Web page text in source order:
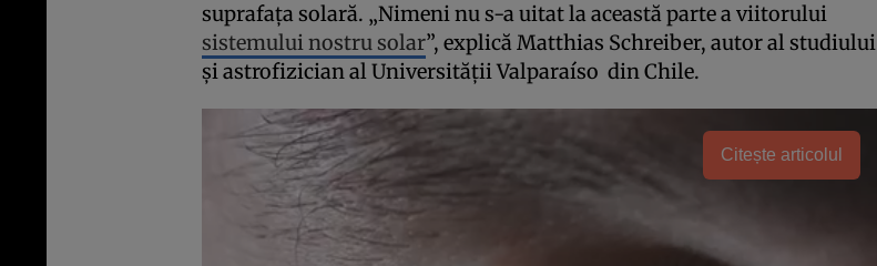
suprafaţa solară. „Nimeni nu s-a uitat la această parte a viitorului
sistemului nostru solar”, explică Matthias Schreiber, autor al studiului
şi astrofizician al Universităţii Valparaíso din Chile.
Citește articolul